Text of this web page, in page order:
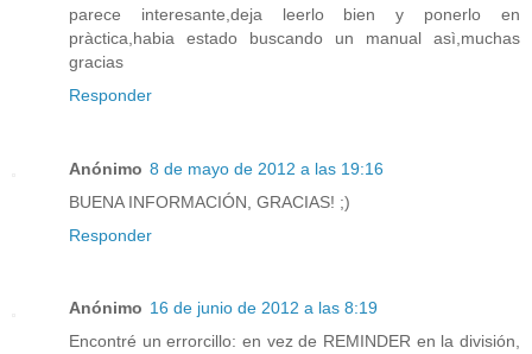
parece interesante,deja leerlo bien y ponerlo en
pràctica,habia estado buscando un manual asì,muchas
gracias
Responder
Anónimo 8 de mayo de 2012 a las 19:16
BUENA INFORMACIÓN, GRACIAS! ;)
Responder
Anónimo 16 de junio de 2012 a las 8:19
Encontré un errorcillo: en vez de REMINDER en la división,